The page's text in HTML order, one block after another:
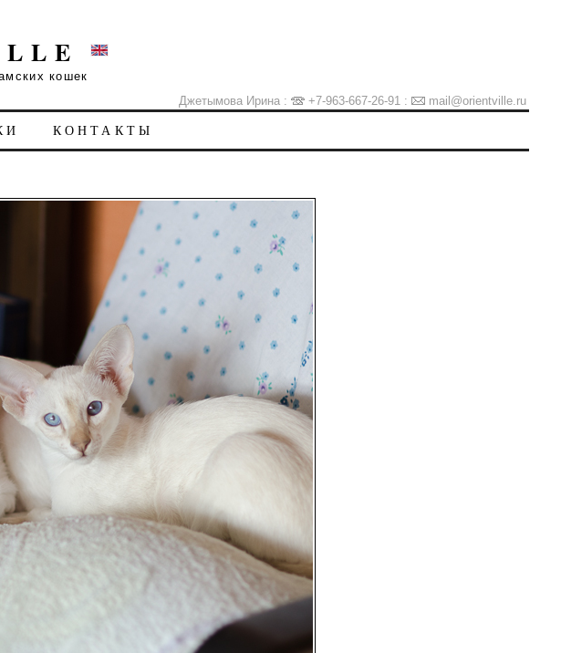
кошек
Джетымова Ирина : +7-963-667-26-91 : mail@orientville.ru
КОНТАКТЫ